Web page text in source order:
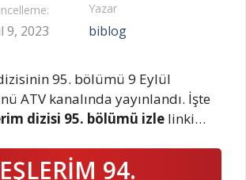
9, 2023
Yazar
biblog
95. bölümü 9 Eylül
ATV kanalında yayınlandı. İşte
dizisi 95. bölümü izle linki…
94.